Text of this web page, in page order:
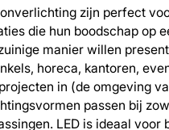
zijn perfect
die hun boodschap op
manier willen
horeca, kantoren,
in (de omgeving
passen bij
LED is ideaal voor